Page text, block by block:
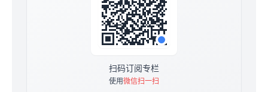
扫码订阅专栏
使用微信扫一扫